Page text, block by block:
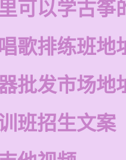
可以学古筝
歌排练班地
批发市场地
班招生文案